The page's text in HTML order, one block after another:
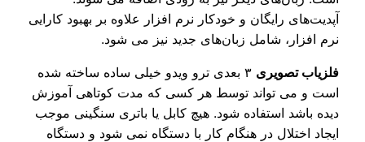
رایگان و خودکار نرم افزار علاوه بر بهبود کارایی
افزار، شامل زبان‌های جدید نیز می شود.
تصویری
۳ بعدی ترو ویدو خیلی ساده ساخته شده
و می تواند توسط هر کسی که مدت کوتاهی آموزش
باشد استفاده شود. هیچ کابل یا باتری سنگینی موجب
اختلال در هنگام کار با دستگاه نمی شود و دستگاه